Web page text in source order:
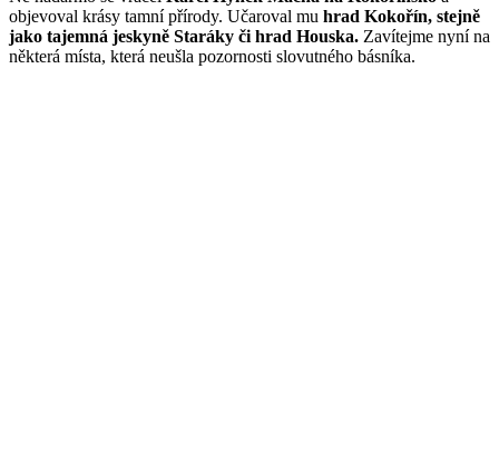
objevoval krásy tamní přírody. Učaroval mu hrad Kokořín, stejně
jako tajemná jeskyně Staráky či hrad Houska. Zavítejme nyní na
některá místa, která neušla pozornosti slovutného básníka.